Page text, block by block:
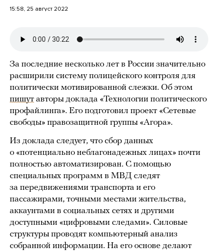
15:58, 25 август 2022
За последние несколько лет в России значительно
расширили систему полицейского контроля для
политически мотивированной слежки. Об этом
пишут авторы доклада «Технологии политического
профайлинга». Его подготовил проект «Сетевые
свободы» правозащитной группы «Агора».
Из доклада следует, что сбор данных
о «потенциально неблагонадежных лицах» почти
полностью автоматизирован. С помощью
специальных программ в МВД следят
за передвижениями транспорта и его
пассажирами, точными местами жительства,
аккаунтами в социальных сетях и другими
доступными «цифровыми следами». Силовые
структуры проводят компьютерный анализ
собранной информации. На его основе делают